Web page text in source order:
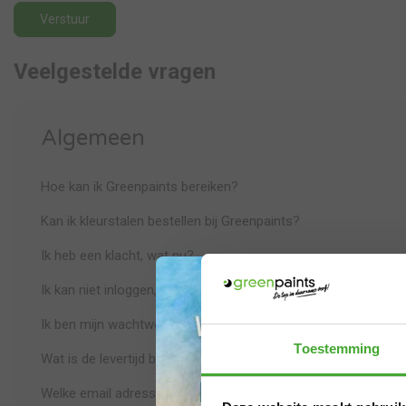
Toestemming
Verstuur
Veelgestelde vragen
Algemeen
Hoe kan ik Greenpaints bereiken?
Kan ik kleurstalen bestellen bij Greenpaints?
Ik heb een klacht, wat nu?
Ik kan niet inloggen, wat nu?
Ik ben mijn wachtwoord vergeten, wat nu?
Wat is de levertijd bij Greenpaints?
Welke email adressen gebuikt Greenpaints?